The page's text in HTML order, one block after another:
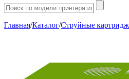
Главная/Каталог/Струйные